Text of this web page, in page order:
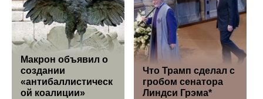
Макрон объявил о
создании
«антибаллистическ
ой коалиции»
Что Трамп сделал с
гробом сенатора
Линдси Грэма*